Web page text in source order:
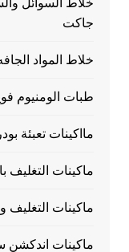
جاكت
خلاط المواد
طبات الومنيوم
مااكينات تعبئة بودر
ماكينات التغليف
ماكينات التغليف
ماكينات اندكشن